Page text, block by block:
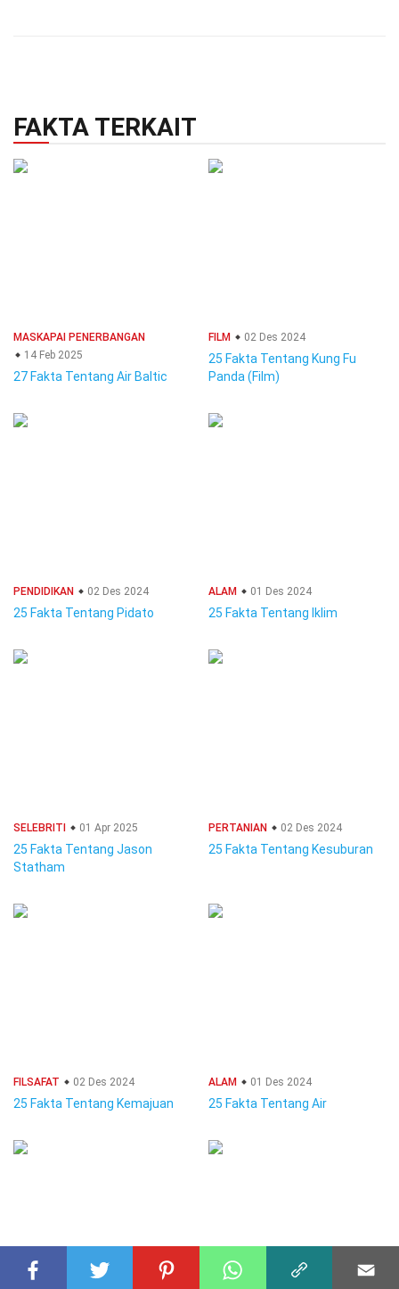
FAKTA TERKAIT
MASKAPAI PENERBANGAN
14 Feb 2025
27 Fakta Tentang Air Baltic
FILM 02 Des 2024
25 Fakta Tentang Kung Fu
Panda (Film)
PENDIDIKAN 02 Des 2024
25 Fakta Tentang Pidato
ALAM 01 Des 2024
25 Fakta Tentang Iklim
SELEBRITI 01 Apr 2025
25 Fakta Tentang Jason
Statham
PERTANIAN 02 Des 2024
25 Fakta Tentang Kesuburan
FILSAFAT 02 Des 2024
25 Fakta Tentang Kemajuan
ALAM 01 Des 2024
25 Fakta Tentang Air